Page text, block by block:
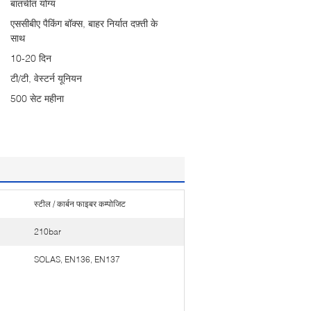
बातचीत योग्य
एससीबीए पैकिंग बॉक्स, बाहर निर्यात दफ़्ती के
साथ
10-20 दिन
टी/टी, वेस्टर्न यूनियन
500 सेट महीना
स्टील / कार्बन फाइबर कम्पोजिट
210bar
SOLAS, EN136, EN137